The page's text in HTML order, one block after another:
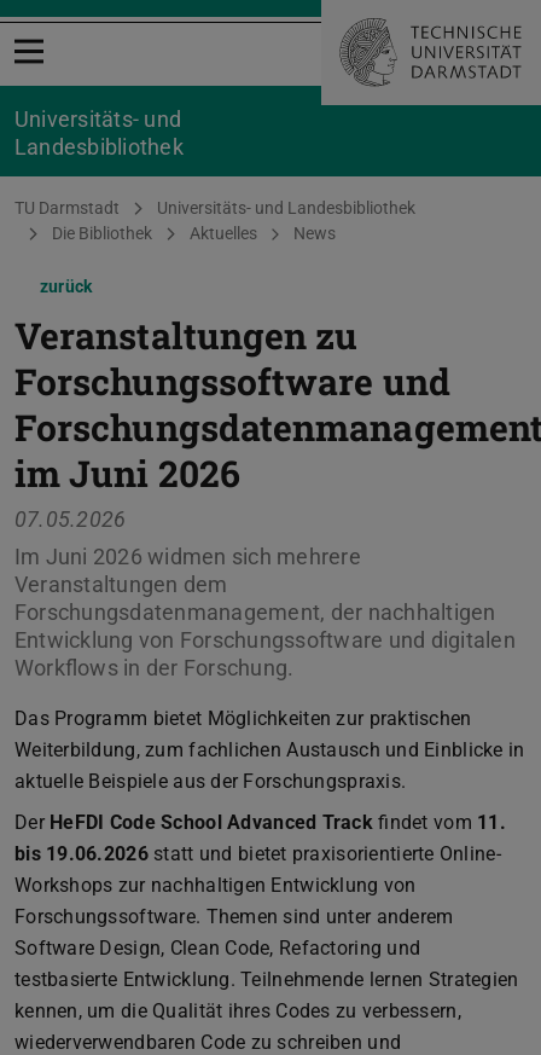
Menü öffnen
Universitäts- und
Landesbibliothek
Sie befinden sich hier:
TU Darmstadt
Universitäts- und Landesbibliothek
Die Bibliothek
Aktuelles News
zurück
Veranstaltungen zu
Forschungssoftware und
im Juni 2026
07.05.2026
Im Juni 2026 widmen sich mehrere
Veranstaltungen dem
Forschungsdatenmanagement, der nachhaltigen
Entwicklung von Forschungssoftware und digitalen
Workflows in der Forschung.
Das Programm bietet Möglichkeiten zur praktischen
Weiterbildung, zum fachlichen Austausch und Einblicke in
aktuelle Beispiele aus der Forschungspraxis.
Der HeFDI Code School Advanced Track findet vom 11.
bis 19.06.2026statt und bietet praxisorientierte Online-
Workshops zur nachhaltigen Entwicklung von
Forschungssoftware. Themen sind unter anderem
Software Design, Clean Code, Refactoring und
testbasierte Entwicklung. Teilnehmende lernen Strategien
kennen, um die Qualität ihres Codes zu verbessern,
wiederverwendbaren Code zu schreiben und